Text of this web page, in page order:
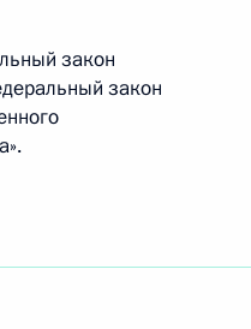
закон
закон